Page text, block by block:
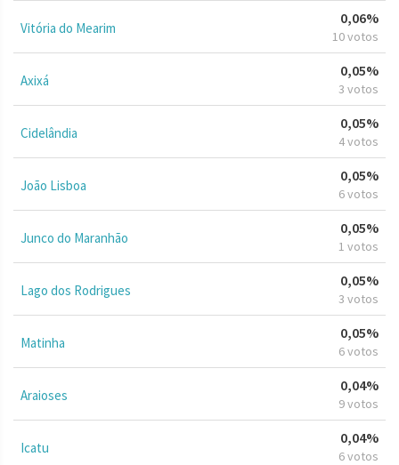
Vitória do Mearim
0,06%
10 votos
Axixá
0,05%
3 votos
Cidelândia
0,05%
4 votos
João Lisboa
0,05%
6 votos
Junco do Maranhão
0,05%
1 votos
Lago dos Rodrigues
0,05%
3 votos
Matinha
0,05%
6 votos
Araioses
0,04%
9 votos
Icatu
0,04%
6 votos